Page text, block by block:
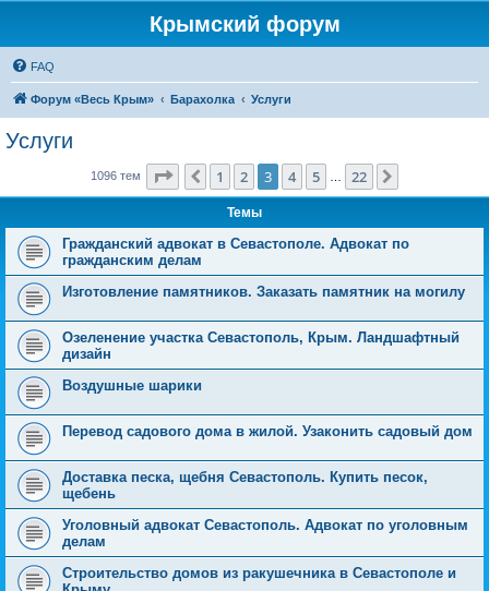
Крымский форум
FAQ
Форум «Весь Крым» Барахолка Услуги
Услуги
1096 тем Страница из 22
Пред.
1 2 3 4 5 22
Темы
Гражданский адвокат в Севастополе. Адвокат по
гражданским делам
Изготовление памятников. Заказать памятник на могилу
Озеленение участка Севастополь, Крым. Ландшафтный
дизайн
Воздушные шарики
Перевод садового дома в жилой. Узаконить садовый дом
Доставка песка, щебня Севастополь. Купить песок,
щебень
Уголовный адвокат Севастополь. Адвокат по уголовным
делам
Строительство домов из ракушечника в Севастополе и